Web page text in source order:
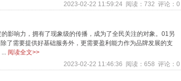
2023-02-22 11:59:24 阅读：732 评论：0
影响力，拥有了现象级的传播，成为了全民关注的对象。01另
了需要提供好基础服务外，更需要盈利能力作为品牌发展的支
阅读全文>>
2023-02-22 11:46:36 阅读：658 评论：0